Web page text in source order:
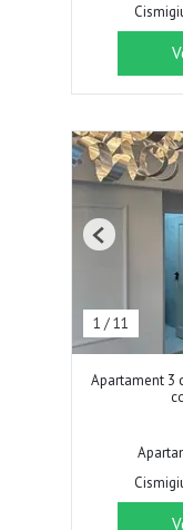
1 /11
Previous
Apartament 3